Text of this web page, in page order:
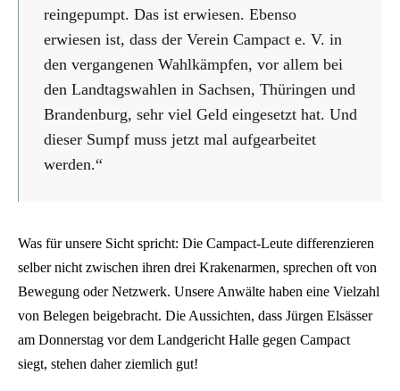
reingepumpt. Das ist erwiesen. Ebenso
erwiesen ist, dass der Verein Campact e. V. in
den vergangenen Wahlkämpfen, vor allem bei
den Landtagswahlen in Sachsen, Thüringen und
Brandenburg, sehr viel Geld eingesetzt hat. Und
dieser Sumpf muss jetzt mal aufgearbeitet
werden.“
Was für unsere Sicht spricht: Die Campact-Leute differenzieren
selber nicht zwischen ihren drei Krakenarmen, sprechen oft von
Bewegung oder Netzwerk. Unsere Anwälte haben eine Vielzahl
von Belegen beigebracht. Die Aussichten, dass Jürgen Elsässer
am Donnerstag vor dem Landgericht Halle gegen Campact
siegt, stehen daher ziemlich gut!